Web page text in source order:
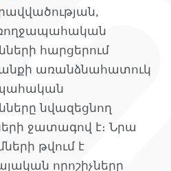
հարցերում
առանձնահատուկ
նվազեցնող
ջատագով է։ Նրա
թվում է
որոշիչները